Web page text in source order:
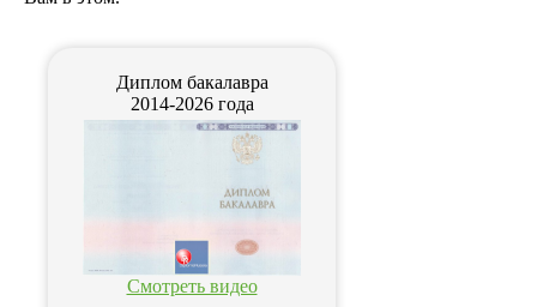
Диплом бакалавра
2014-2026 года
Смотреть видео